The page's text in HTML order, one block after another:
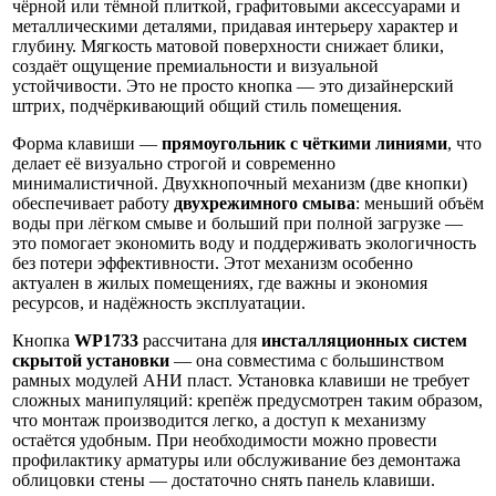
чёрной или тёмной плиткой, графитовыми аксессуарами и
металлическими деталями, придавая интерьеру характер и
глубину. Мягкость матовой поверхности снижает блики,
создаёт ощущение премиальности и визуальной
устойчивости. Это не просто кнопка — это дизайнерский
штрих, подчёркивающий общий стиль помещения.
Форма клавиши — прямоугольник с чёткими линиями, что
делает её визуально строгой и современно
минималистичной. Двухкнопочный механизм (две кнопки)
обеспечивает работу двухрежимного смыва: меньший объём
воды при лёгком смыве и больший при полной загрузке —
это помогает экономить воду и поддерживать экологичность
без потери эффективности. Этот механизм особенно
актуален в жилых помещениях, где важны и экономия
ресурсов, и надёжность эксплуатации.
Кнопка WP1733 рассчитана для инсталляционных систем
скрытой установки — она совместима с большинством
рамных модулей АНИ пласт. Установка клавиши не требует
сложных манипуляций: крепёж предусмотрен таким образом,
что монтаж производится легко, а доступ к механизму
остаётся удобным. При необходимости можно провести
профилактику арматуры или обслуживание без демонтажа
облицовки стены — достаточно снять панель клавиши.